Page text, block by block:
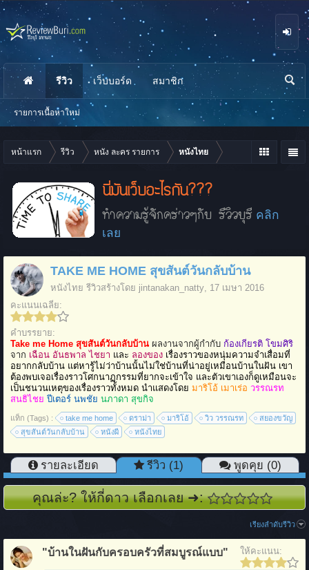
หน้าแรก รีวิว หนัง ละคร รายการ หนังไทย
นี่มันเว็บอะไรกัน???
ทำความรู้จักคร่าวๆกับ รีวิวบุรี คลิก
เลย
TAKE ME HOME สุขสันต์วันกลับบ้าน
หนังไทย รีวิวสร้างโดย jintanakan_natty, 17 เมษา 2016
คะแนนเฉลี่ย:
คำบรรยาย:
Take me Home สุขสันต์วันกลับบ้าน ผลงานจากผู้กำกับ ก้องเกียรติ โขมศิริ
จาก เฉือน อันธพาล ไชยา และ ลองของ เรื่องราวของหนุ่มความจำเสื่อมที่
อยากกลับบ้าน แต่หารู้ไม่ว่าบ้านนั้นไม่ใช่บ้านที่น่าอยู่เหมือนบ้านในฝัน เขา
ต้องพบเจอเรื่องราวโศกนาฏกรรมที่ยากจะเข้าใจ และตัวเขาเองก็ดูเหมือนจะ
เป็นชนวนเหตุของเรื่องราวทั้งหมด นำแสดงโดย มาริโอ้ เมาเร่อ วรรณรท
สนธิไชย ปีเตอร์ นพชัย นภาดา สุขกิจ
แท็ก (Tags) : take me home ดราม่า มาริโอ้ วิว วรรณรท
สยองขวัญ
สุขสันต์วันกลับบ้าน
หนังผี หนังไทย
รายละเอียด รีวิว (1) พูดคุย (0)
คุณล่ะ? ให้กี่ดาว เลือกเลย ➜:
เรียงลำดับรีวิว
ให้คะแนน:
"บ้านในฝันกับครอบครัวที่สมบูรณ์แบบ"
รีวิว
รายการเนื้อหาใหม่
เว็บบอร์ด สมาชิก
นห
า